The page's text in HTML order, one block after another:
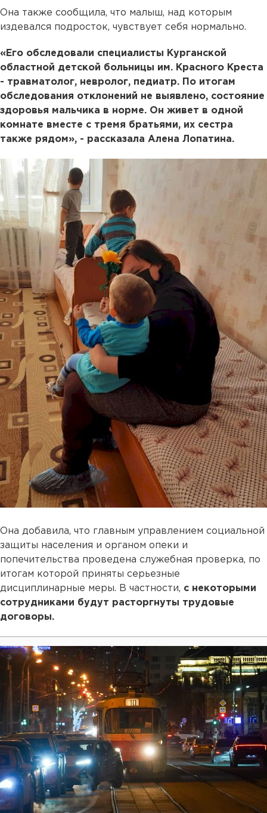
Она также сообщила, что малыш, над которым
издевался подросток, чувствует себя нормально.
«Его обследовали специалисты Курганской
областной детской больницы им. Красного Креста
- травматолог, невролог, педиатр. По итогам
обследования отклонений не выявлено, состояние
здоровья мальчика в норме. Он живет в одной
комнате вместе с тремя братьями, их сестра
также рядом», - рассказала Алена Лопатина.
Она добавила, что главным управлением социальной
защиты населения и органом опеки и
попечительства проведена служебная проверка, по
итогам которой приняты серьезные
дисциплинарные меры. В частности, с некоторыми
сотрудниками будут расторгнуты трудовые
договоры.